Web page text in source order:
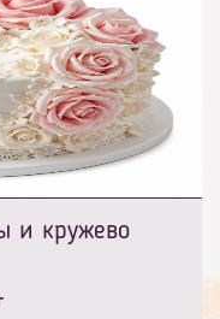
и кружево